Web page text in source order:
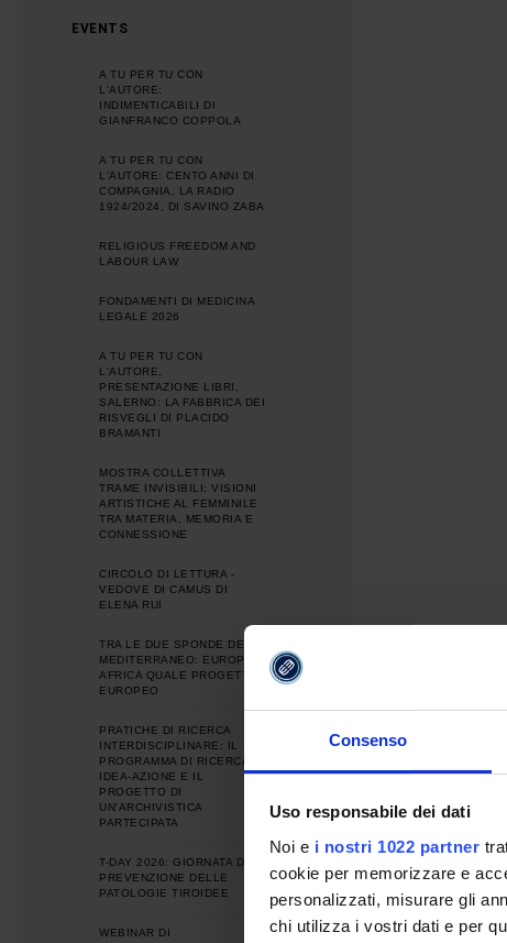
Consenso
Uso responsabile dei dati
Noi e i nostri 1022 partner
cookie per memorizzare e
personalizzati, misurare gli
chi utilizza i vostri dati e per
EVENTS
A TU PER TU CON
L'AUTORE:
INDIMENTICABILI DI
GIANFRANCO COPPOLA
A TU PER TU CON
L'AUTORE: CENTO ANNI DI
COMPAGNIA, LA RADIO
1924/2024, DI SAVINO ZABA
RELIGIOUS FREEDOM AND
LABOUR LAW
FONDAMENTI DI MEDICINA
LEGALE 2026
A TU PER TU CON
L'AUTORE,
PRESENTAZIONE LIBRI,
SALERNO: LA FABBRICA DEI
RISVEGLI DI PLACIDO
BRAMANTI
MOSTRA COLLETTIVA
TRAME INVISIBILI: VISIONI
ARTISTICHE AL FEMMINILE
TRA MATERIA, MEMORIA E
CONNESSIONE
CIRCOLO DI LETTURA -
VEDOVE DI CAMUS DI
ELENA RUI
TRA LE DUE SPONDE DEL
MEDITERRANEO: EUROPA E
AFRICA QUALE PROGETTO
EUROPEO
PRATICHE DI RICERCA
INTERDISCIPLINARE: IL
PROGRAMMA DI RICERCA
IDEA-AZIONE E IL
PROGETTO DI
UN'ARCHIVISTICA
PARTECIPATA
T-DAY 2026: GIORNATA DI
PREVENZIONE DELLE
PATOLOGIE TIROIDEE
WEBINAR DI